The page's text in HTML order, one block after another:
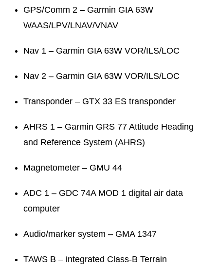
GPS/Comm 2 – Garmin GIA 63W
WAAS/LPV/LNAV/VNAV
Nav 1 – Garmin GIA 63W VOR/ILS/LOC
Nav 2 – Garmin GIA 63W VOR/ILS/LOC
Transponder – GTX 33 ES transponder
AHRS 1 – Garmin GRS 77 Attitude Heading
and Reference System (AHRS)
Magnetometer – GMU 44
ADC 1 – GDC 74A MOD 1 digital air data
computer
Audio/marker system – GMA 1347
TAWS B – integrated Class-B Terrain